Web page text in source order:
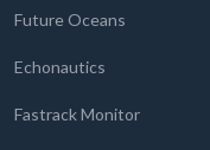
Future Oceans
Echonautics
Fastrack Monitor